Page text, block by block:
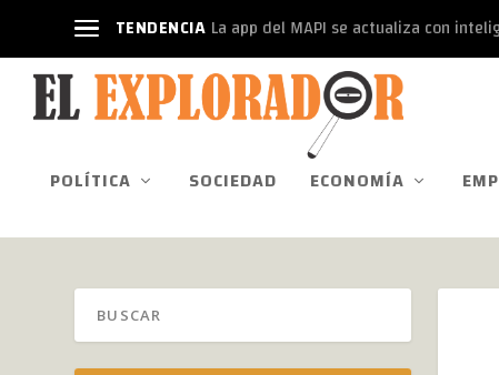
TENDENCIA La app del MAPI se actualiza con
POLÍTICA SOCIEDAD ECONOMÍA